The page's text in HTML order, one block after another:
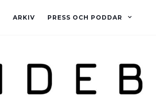
ARKIV PRESS OCH PODDAR